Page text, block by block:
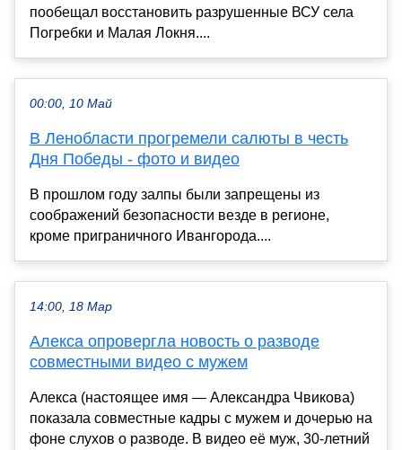
пообещал восстановить разрушенные ВСУ села
Погребки и Малая Локня....
00:00, 10 Май
В Ленобласти прогремели салюты в честь
Дня Победы - фото и видео
В прошлом году залпы были запрещены из
соображений безопасности везде в регионе,
кроме приграничного Ивангорода....
14:00, 18 Мар
Алекса опровергла новость о разводе
совместными видео с мужем
Алекса (настоящее имя — Александра Чвикова)
показала совместные кадры с мужем и дочерью на
фоне слухов о разводе. В видео её муж, 30-летний